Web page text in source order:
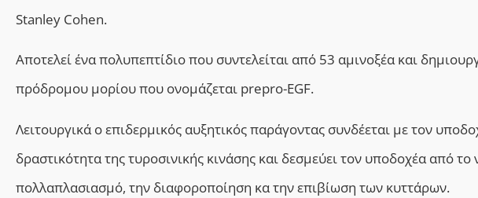
Stanley Cohen.
Αποτελεί ένα πολυπεπτίδιο που συντελείται από 53 αμινοξέα και
πρόδρομου μορίου που ονομάζεται prepro-EGF.
Λειτουργικά ο επιδερμικός αυξητικός παράγοντας συνδέεται με τον
δραστικότητα της τυροσινικής κινάσης και δεσμεύει τον υποδοχέα από
πολλαπλασιασμό, την διαφοροποίηση κα την επιβίωση των κυττάρων.